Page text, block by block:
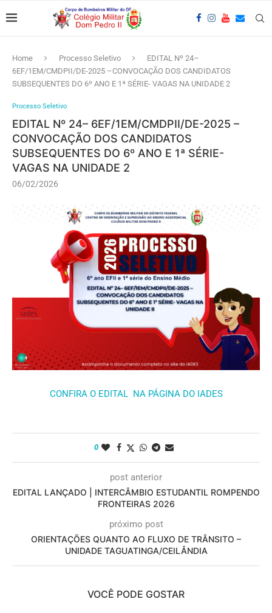
Home Processo Seletivo
EDITAL Nº 24–
6EF/1EM/CMDPII/DE-2025 –CONVOCAÇÃO DOS CANDIDATOS
SUBSEQUENTES DO 6º ANO E 1ª SÉRIE- VAGAS NA UNIDADE 2
Processo Seletivo
EDITAL Nº 24– 6EF/1EM/CMDPII/DE-2025 –
CONVOCAÇÃO DOS CANDIDATOS
SUBSEQUENTES DO 6º ANO E 1ª SÉRIE-
VAGAS NA UNIDADE 2
06/02/2026
CONFIRA O EDITAL NA PÁGINA DO IADES
0
post anterior
EDITAL LANÇADO | INTERCÂMBIO ESTUDANTIL ROMPENDO
FRONTEIRAS 2026
próximo post
ORIENTAÇÕES QUANTO AO FLUXO DE TRÂNSITO –
UNIDADE TAGUATINGA/CEILÂNDIA
VOCÊ PODE GOSTAR